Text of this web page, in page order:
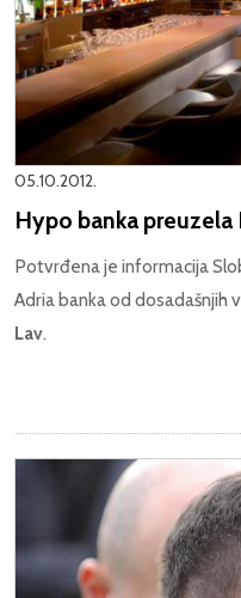
05.10.2012.
Hypo banka
Potvrđena je informacija
Adria banka od dosadašnjih
Lav.